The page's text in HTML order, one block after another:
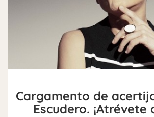
Cargamento de
Escudero. ¡Atrévete